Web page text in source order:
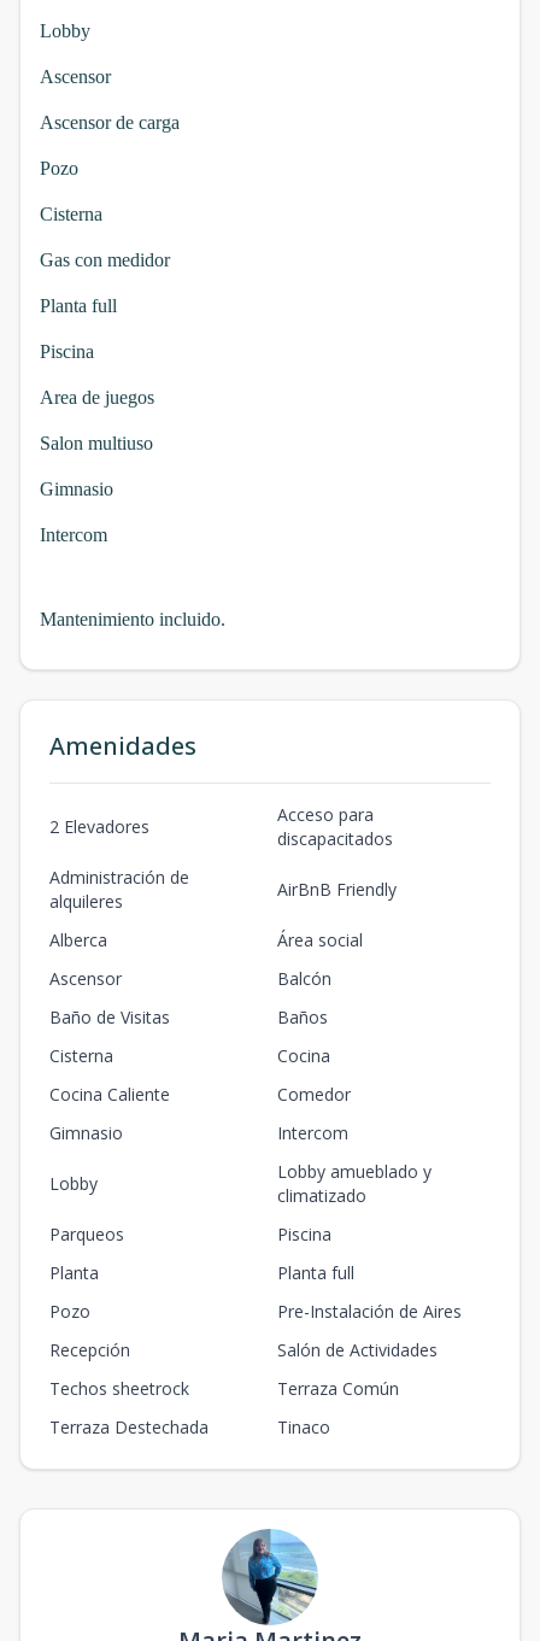
Lobby
Ascensor
Ascensor de carga
Pozo
Cisterna
Gas con medidor
Planta full
Piscina
Area de juegos
Salon multiuso
Gimnasio
Intercom
Mantenimiento incluido.
Amenidades
2 Elevadores
Acceso para
discapacitados
Administración de
alquileres
AirBnB Friendly
Alberca
Área social
Ascensor
Balcón
Baño de Visitas
Baños
Cisterna
Cocina
Cocina Caliente
Comedor
Gimnasio
Intercom
Lobby
Lobby amueblado y
climatizado
Parqueos
Piscina
Planta
Planta full
Pozo
Pre-Instalación de Aires
Recepción
Salón de Actividades
Techos sheetrock
Terraza Común
Terraza Destechada
Tinaco